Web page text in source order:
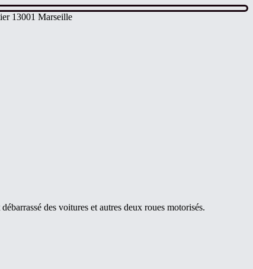
13001 Marseille
des voitures et autres deux roues motorisés.